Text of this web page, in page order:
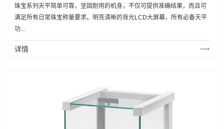
珠宝系列天平简单可靠，坚固耐用的机身，不仅可提供准确结果，而且可
满足所有日常珠宝称量要求。明亮清晰的背光LCD大屏幕，所有必备天平
功...
详情